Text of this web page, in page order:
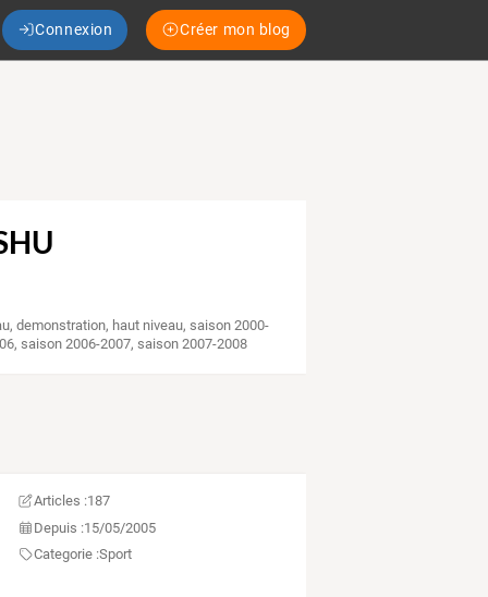
Connexion Créer mon blog
,demonstration, haut niveau,saison 2000-
,saison 2006-2007,saison 2007-2008
Articles :187
Depuis :15/05/2005
Categorie :Sport